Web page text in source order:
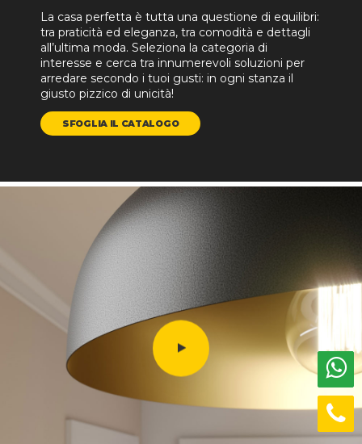
La casa perfetta è tutta una questione di equilibri:
tra praticità ed eleganza, tra comodità e dettagli
all’ultima moda. Seleziona la categoria di
interesse e cerca tra innumerevoli soluzioni per
arredare secondo i tuoi gusti: in ogni stanza il
giusto pizzico di unicità!
SFOGLIA IL CATALOGO